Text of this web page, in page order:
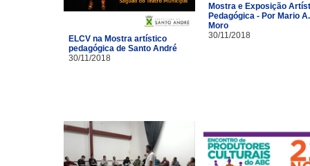
ELCV na Mostra artístico
pedagógica de Santo André
30/11/2018
Mostra e Exposição
Pedagógica - Por Mario A.
Moro
30/11/2018